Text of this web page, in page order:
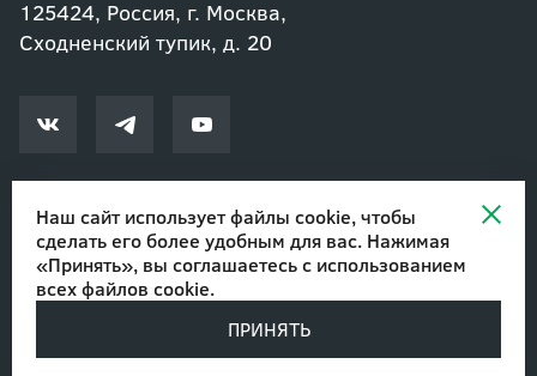
Наш сайт использует файлы cookie, чтобы
сделать его более удобным для вас. Нажимая
«Принять», вы соглашаетесь с использованием
всех файлов cookie.
ПРИНЯТЬ
125424, Россия, г. Москва,
Сходненский тупик, д. 20
© 2002-2026 Озеленение и благоустройство. ООО "Нобили"
Авторские права